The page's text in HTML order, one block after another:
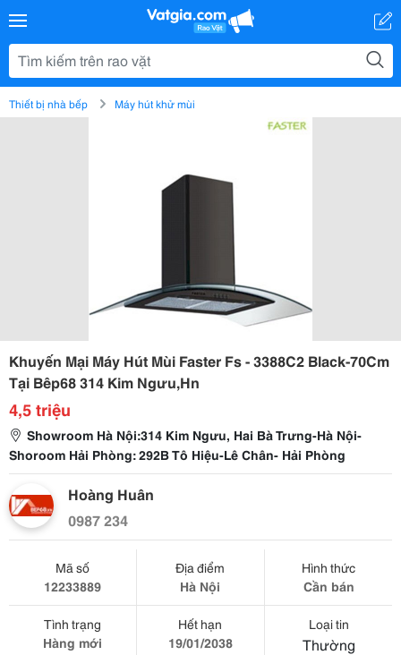
Thiết bị nhà bếp Máy hút khử mùi
Khuyến Mại Máy Hút Mùi Faster Fs - 3388C2 Black-70Cm
Tại Bêp68 314 Kim Ngưu,Hn
4,5 triệu
Showroom Hà Nội:314 Kim Ngưu, Hai Bà Trưng-Hà Nội-
Shoroom Hải Phòng: 292B Tô Hiệu-Lê Chân- Hải Phòng
Hoàng Huân
0987 234
Mã số
12233889
Địa điểm
Hà Nội
Hình thức
Cần bán
Tình trạng
Hàng mới
Hết hạn
19/01/2038
Loại tin
Thường